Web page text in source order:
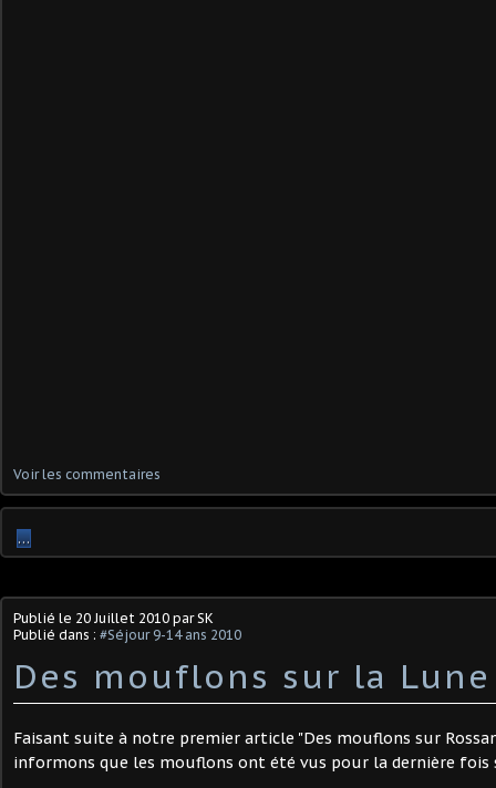
Voir les commentaires
…
Publié le 20 Juillet 2010 par SK
Publié dans : #Séjour 9-14 ans 2010
Des mouflons sur la Lune
Faisant suite à notre premier article "Des mouflons sur
informons que les mouflons ont été vus pour la dernière fois